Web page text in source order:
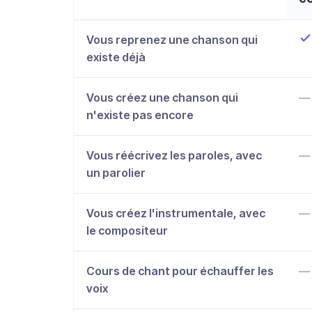
Vous reprenez une chanson qui
existe déjà
Oui
Vous créez une chanson qui
n'existe pas encore
—
Vous réécrivez les paroles, avec
un parolier
—
Vous créez l'instrumentale, avec
le compositeur
—
Cours de chant pour échauffer les
voix
—